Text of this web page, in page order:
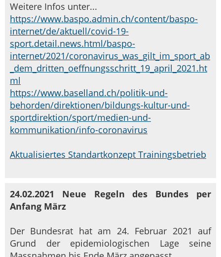
Weitere Infos unter...
https://www.baspo.admin.ch/content/baspo-
internet/de/aktuell/covid-19-
sport.detail.news.html/baspo-
internet/2021/coronavirus_was_gilt_im_sport_ab
_dem_dritten_oeffnungsschritt_19_april_2021.ht
ml
https://www.baselland.ch/politik-und-
behorden/direktionen/bildungs-kultur-und-
sportdirektion/sport/medien-und-
kommunikation/info-coronavirus
Aktualisiertes Standartkonzept Trainingsbetrieb
24.02.2021 Neue Regeln des Bundes per
Anfang März
Der Bundesrat hat am 24. Februar 2021 auf
Grund der epidemiologischen Lage seine